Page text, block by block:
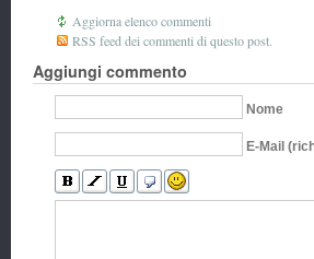
Aggiorna elenco commenti
RSS feed dei commenti di questo post.
Aggiungi commento
Nome
E-Mail